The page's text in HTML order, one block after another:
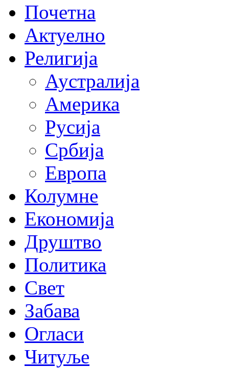
Почетна
Актуелно
Религија
Аустралија
Америка
Русија
Србија
Европа
Колумне
Економија
Друштво
Политика
Свет
Забава
Огласи
Читуље